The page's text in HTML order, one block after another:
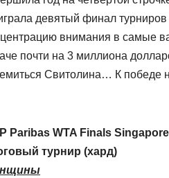
девятый финал
внимания в самые
почти на 3 миллиона
Свитолина… К победе
Paribas WTA Finals
турнир (хард)